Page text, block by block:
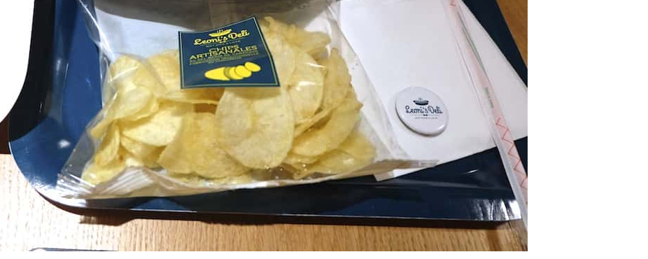
Pour davantage de bonnes adresses, de voyages au coin de la
rue et au bout du monde,suivez-moi sur Instagram!